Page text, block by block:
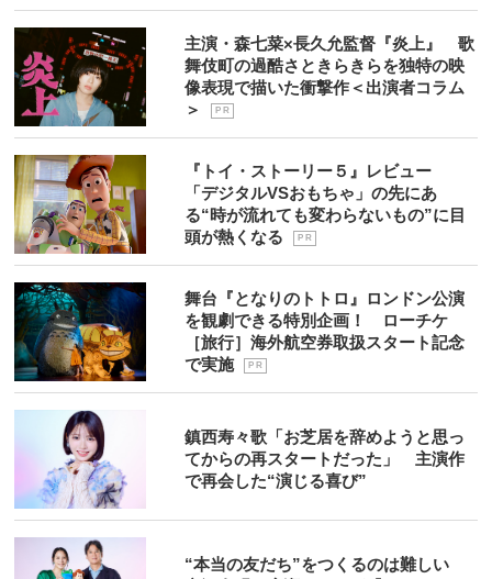
主演・森七菜×長久允監督『炎上』 歌
舞伎町の過酷さときらきらを独特の映
像表現で描いた衝撃作＜出演者コラム
＞
P R
『トイ・ストーリー５』レビュー
「デジタルVSおもちゃ」の先にあ
る“時が流れても変わらないもの”に目
頭が熱くなる
P R
舞台『となりのトトロ』ロンドン公演
を観劇できる特別企画！ ローチケ
［旅行］海外航空券取扱スタート記念
で実施
P R
鎮西寿々歌「お芝居を辞めようと思っ
てからの再スタートだった」 主演作
で再会した“演じる喜び”
“本当の友だち”をつくるのは難しい